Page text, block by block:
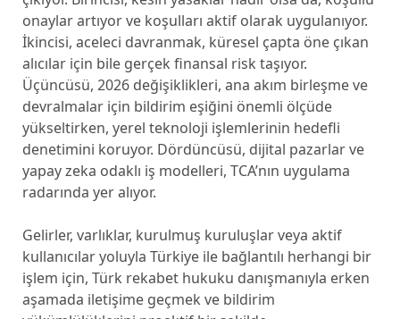
onaylar artıyor ve koşulları aktif olarak uygulanıyor.
İkincisi, aceleci davranmak, küresel çapta öne çıkan
alıcılar için bile gerçek finansal risk taşıyor.
Üçüncüsü, 2026 değişiklikleri, ana akım birleşme ve
devralmalar için bildirim eşiğini önemli ölçüde
yükseltirken, yerel teknoloji işlemlerinin hedefli
denetimini koruyor. Dördüncüsü, dijital pazarlar ve
yapay zeka odaklı iş modelleri, TCA’nın uygulama
radarında yer alıyor.
Gelirler, varlıklar, kurulmuş kuruluşlar veya aktif
kullanıcılar yoluyla Türkiye ile bağlantılı herhangi bir
işlem için, Türk rekabet hukuku danışmanıyla erken
aşamada iletişime geçmek ve bildirim